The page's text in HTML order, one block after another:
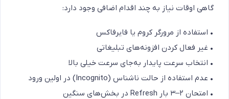
گاهی اوقات نیاز به چند اقدام اضافی وجود دارد:
• استفاده از مرورگر کروم یا فایرفاکس
• غیر فعال کردن افزونه‌های تبلیغاتی
• انتخاب سرعت پایدار به‌جای سرعت خیلی بالا
• عدم استفاده از حالت ناشناس (Incognito) در اولین ورود
• امتحان ۲–۳ بار Refresh در بخش‌های سنگین